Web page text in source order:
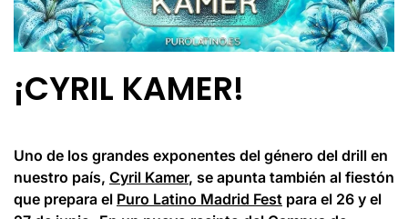
¡CYRIL KAMER!
Uno de los grandes exponentes del género del drill en
nuestro país, Cyril Kamer, se apunta también al fiestón
que prepara el Puro Latino Madrid Fest para el 26 y el